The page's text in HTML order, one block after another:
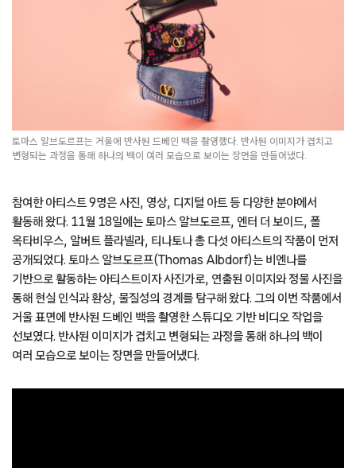
토마스 알브도르프는 거울에 반사된 드베인 백을 촬영했다. 반사된 이미지가 겹치고
변형되는 과정을 통해 하나의 백이 여러 모습으로 보이는 장면을 만들어냈다.
참여한 아티스트 9명은 사진, 영상, 디지털 아트 등 다양한 분야에서
활동해 왔다. 11월 18일에는 토마스 알브도르프, 엔터 더 보이드, 폴
옥타비우스, 알버트 플라넬라, 티나토나 총 다섯 아티스트의 작품이 먼저
공개되었다. 토마스 알브도르프(Thomas Albdorf)는 비엔나를
기반으로 활동하는 아티스트이자 사진가로, 연출된 이미지와 정물 사진을
통해 현실 인식과 환상, 물질성의 경계를 탐구해 왔다. 그의 이번 작품에서
거울 표면에 반사된 드베인 백을 촬영한 스튜디오 기반 비디오 작업을
선보였다. 반사된 이미지가 겹치고 변형되는 과정을 통해 하나의 백이
여러 모습으로 보이는 장면을 만들어냈다.